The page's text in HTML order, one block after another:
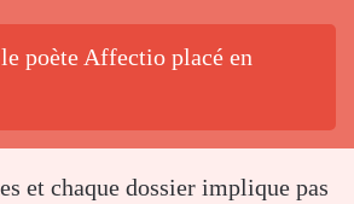
poète Affectio placé en
et chaque dossier implique pas